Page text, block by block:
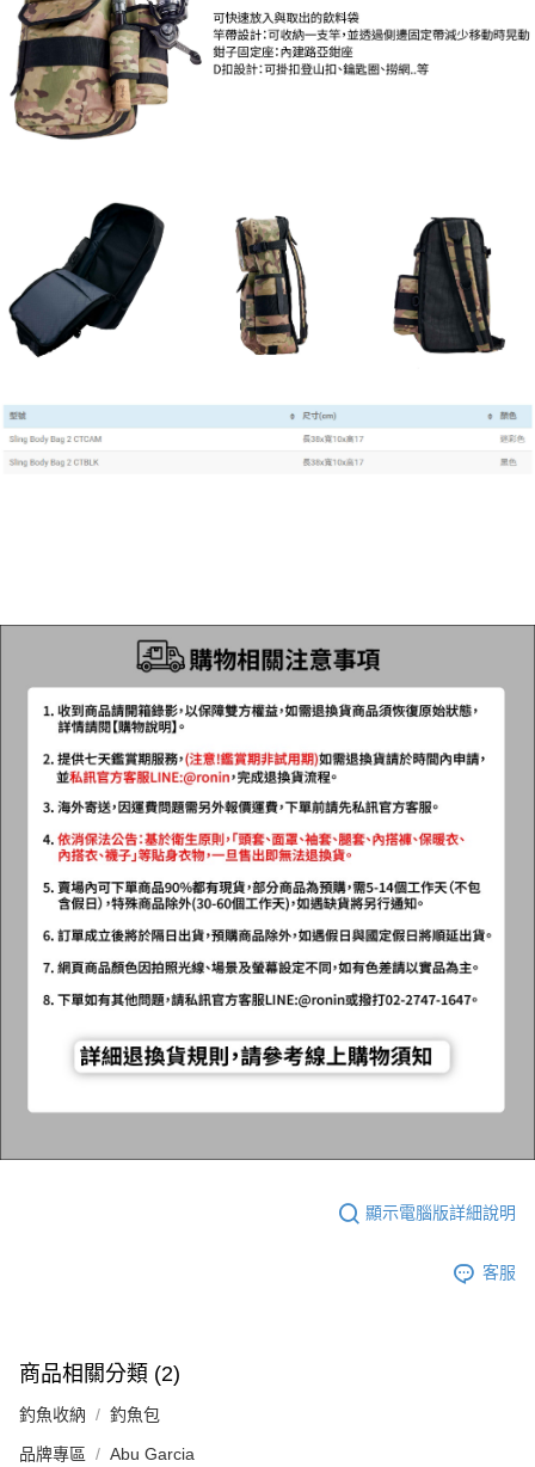
顯示電腦版詳細說明
客服
商品相關分類 (2)
釣魚收納 釣魚包
品牌專區 Abu Garcia